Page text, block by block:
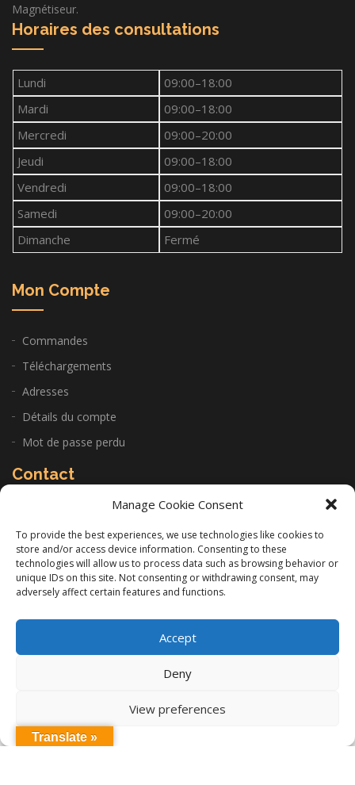
Manage Cookie Consent
To provide the best experiences, we use technologies like cookies to
store and/or access device information. Consenting to these
technologies will allow us to process data such as browsing behavior or
unique IDs on this site. Not consenting or withdrawing consent, may
adversely affect certain features and functions.
Accept
Deny
View preferences
Magnétiseur.
Horaires des consultations
Lundi
09:00–18:00
Mardi
09:00–18:00
Mercredi
09:00–20:00
Jeudi
09:00–18:00
Vendredi
09:00–18:00
Samedi
09:00–20:00
Dimanche
Fermé
Mon Compte
Commandes
Téléchargements
Adresses
Détails du compte
Mot de passe perdu
Contact
06 11 14 97 26
infos@gilles-lacourt.com
Copyright © Gilles Lacourt 2020. Tous Droits Réservés. |
Mentions Légales
Translate »